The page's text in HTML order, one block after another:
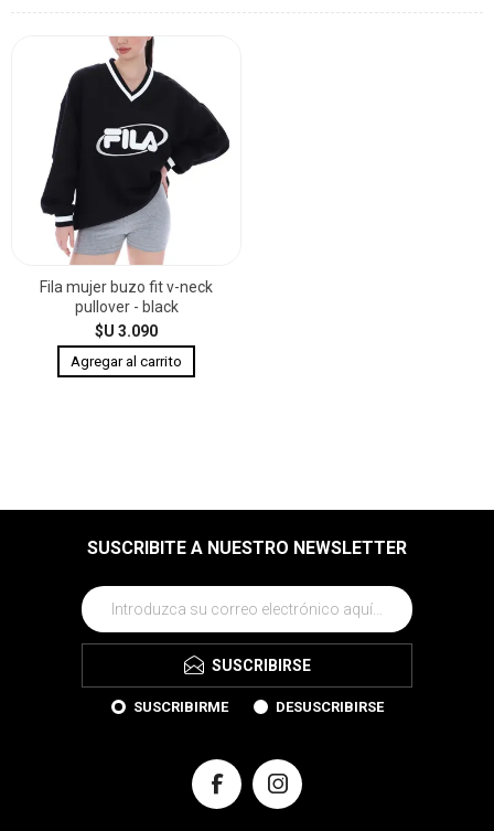
Fila mujer buzo fit v-neck
pullover - black
$U 3.090
SUSCRIBITE A NUESTRO NEWSLETTER
SUSCRIBIRSE
SUSCRIBIRME DESUSCRIBIRSE